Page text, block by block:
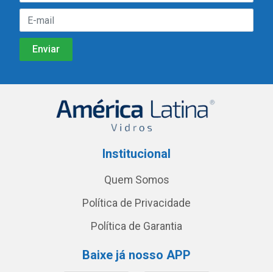
Institucional
Quem Somos
Política de Privacidade
Política de Garantia
Baixe já nosso APP